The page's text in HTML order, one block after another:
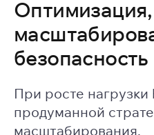
Оптимизация,
безопасность
При росте
продуманной
масштабирования.